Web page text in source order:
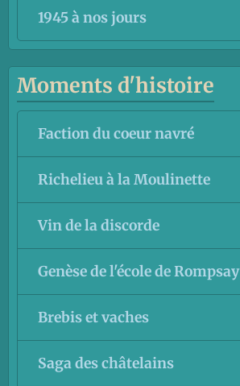
1945 à nos jours
Moments d'histoire
Faction du coeur navré
Richelieu à la Moulinette
Vin de la discorde
Genèse de l'école de Rompsay
Brebis et vaches
Saga des châtelains